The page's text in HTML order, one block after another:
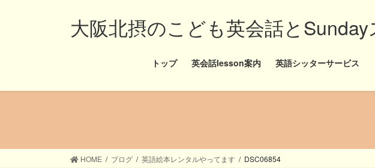
ス
ン
大阪北摂のこども英会話と
トップ 英会話lesson案内 英語シッターサービス
HOME ブログ 英語絵本レンタルやってます DSC06854